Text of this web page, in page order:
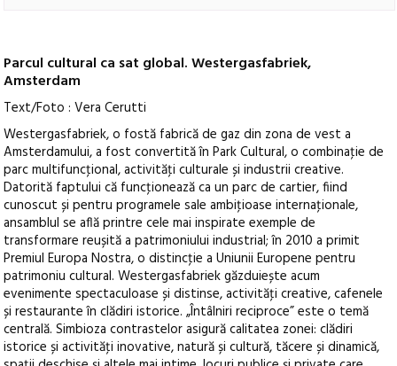
Parcul cultural ca sat global. Westergasfabriek,
Amsterdam
Text/Foto : Vera Cerutti
Westergasfabriek, o fostă fabrică de gaz din zona de vest a
Amsterdamului, a fost convertită în Park Cultural, o combinaţie de
parc multifuncţional, activităţi culturale și industrii creative.
Datorită faptului că funcţionează ca un parc de cartier, fiind
cunoscut și pentru programele sale ambiţioase internaţionale,
ansamblul se află printre cele mai inspirate exemple de
transformare reușită a patrimoniului industrial; în 2010 a primit
Premiul Europa Nostra, o distincţie a Uniunii Europene pentru
patrimoniu cultural. Westergasfabriek găzduiește acum
evenimente spectaculoase și distinse, activităţi creative, cafenele
și restaurante în clădiri istorice. „Întâlniri reciproce” este o temă
centrală.Simbioza contrastelor asigură calitatea zonei: clădiri
istorice și activităţi inovative, natură și cultură, tăcere și dinamică,